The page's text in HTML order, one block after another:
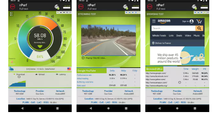
programos vartotojai. Tai testai, atliekami realiomis
sąlygomis, tiesiogiai lauke. Jei ir jūs norite įsitraukti,
tereikia atsisiųsti „nPerf“ programą į savo išmanųjį
telefoną. Kuo daugiau duomenų, tuo išsamesni bus
žemėlapiai!Visi bandymų rezultatai rodomi
žemėlapiuose. Filtravimo taisyklės taikomos prieš
skaičiavimo parodymus.